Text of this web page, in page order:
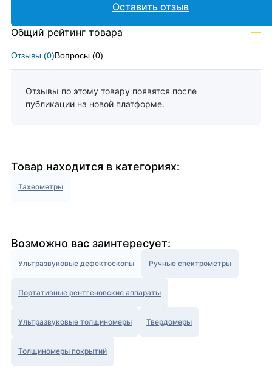
Отзывы (0)Вопросы (0)
Отзывы по этому товару появятся после
публикации на новой платформе.
Оставить отзыв
Общий рейтинг товара —
Товар находится в категориях:
Тахеометры
Возможно вас заинтересует:
Ультразвуковые дефектоскопы Ручные спектрометры
Портативные рентгеновские аппараты
Ультразвуковые толщиномеры Твердомеры
Толщиномеры покрытий